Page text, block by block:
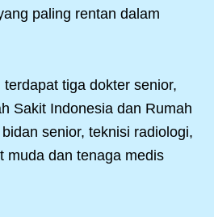
paling rentan dalam
tiga dokter senior,
Sakit Indonesia dan Rumah
senior, teknisi radiologi,
muda dan tenaga medis